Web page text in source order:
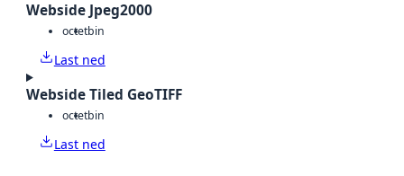
Webside Jpeg2000
octetbin
Last ned
Webside Tiled GeoTIFF
octetbin
Last ned